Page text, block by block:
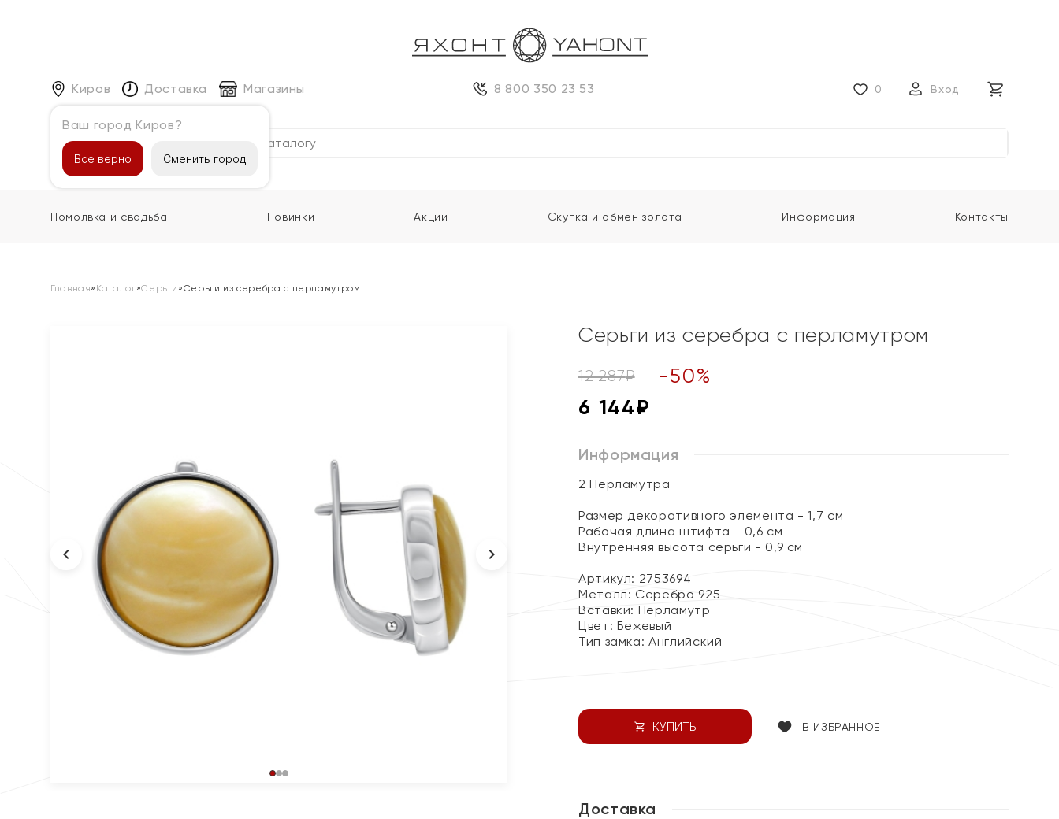
Киров
Ваш город Киров?
Все верно Сменить город
Доставка Магазины 8 800 350 23 53 0 Вход
Каталог
Помолвка и свадьба Новинки Акции Скупка и обмен золота Информация Контакты
Главная» Каталог»Серьги »Серьги из серебра с перламутром
Серьги из серебра с перламутром
12 287₽ -50%
6 144₽
Информация
2 Перламутра
Размер декоративного элемента - 1,7 см
Рабочая длина штифта - 0,6 см
Внутренняя высота серьги - 0,9 см
Артикул: 2753694
Металл: Серебро 925
Вставки: Перламутр
Цвет: Бежевый
Тип замка:Английский
КУПИТЬ В ИЗБРАННОЕ
Доставка